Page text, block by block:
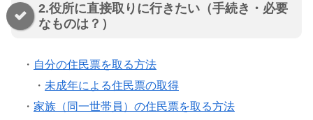
2.役所に直接取りに行きたい（手続き・必要
なものは？）
・ 自分の住民票を取る方法
・ 未成年による住民票の取得
・ 家族（同一世帯員）の住民票を取る方法